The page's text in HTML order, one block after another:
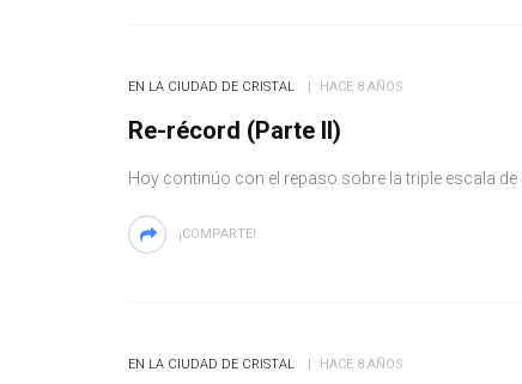
EN LA CIUDAD DE CRISTAL HACE 8 AÑOS
Re-récord (Parte II)
Hoy continúo con el repaso sobre la triple escala
¡COMPARTE!
EN LA CIUDAD DE CRISTAL HACE 8 AÑOS